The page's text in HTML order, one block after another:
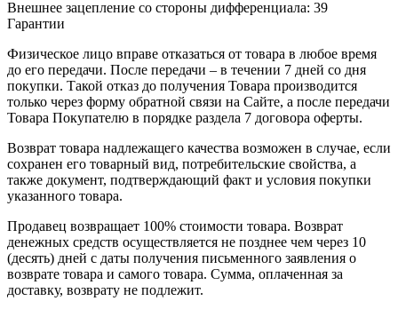
Внешнее зацепление со стороны дифференциала: 39
Гарантии
Физическое лицо вправе отказаться от товара в любое время
до его передачи. После передачи – в течении 7 дней со дня
покупки. Такой отказ до получения Товара производится
только через форму обратной связи на Сайте, а после передачи
Товара Покупателю в порядке раздела 7 договора оферты.
Возврат товара надлежащего качества возможен в случае, если
сохранен его товарный вид, потребительские свойства, а
также документ, подтверждающий факт и условия покупки
указанного товара.
Продавец возвращает 100% стоимости товара. Возврат
денежных средств осуществляется не позднее чем через 10
(десять) дней с даты получения письменного заявления о
возврате товара и самого товара. Сумма, оплаченная за
доставку, возврату не подлежит.